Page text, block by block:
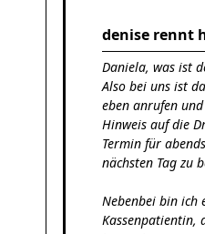
denise rennt
Daniela, was ist
Also bei uns ist
eben anrufen
Hinweis auf die
Termin für
nächsten Tag zu
Nebenbei bin ich
Kassenpatientin,